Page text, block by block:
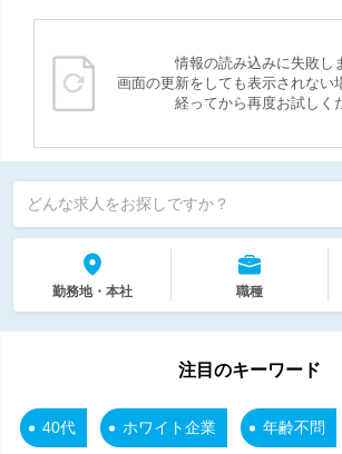
情報の読み込みに失敗し
画面の更新をしても表示されない
経ってから再度お試しく
どんな求人をお探しですか？
勤務地・本社 職種
注目のキーワード
40代 ホワイト企業 年齢不問